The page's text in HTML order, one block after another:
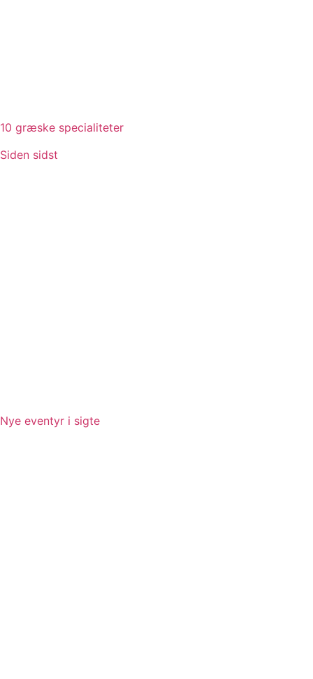
10 græske specialiteter
Siden sidst
Nye eventyr i sigte